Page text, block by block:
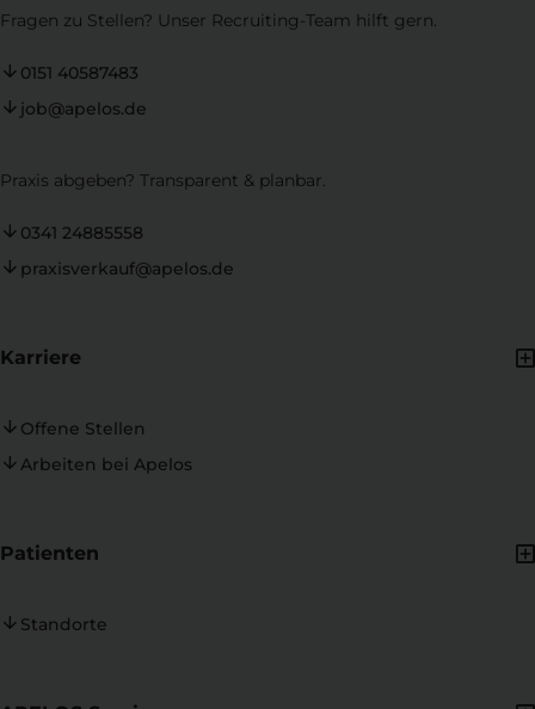
Fragen zu Stellen? Unser Recruiting-Team hilft gern.
0151 40587483
job@apelos.de
Praxis abgeben? Transparent & planbar.
0341 24885558
praxisverkauf@apelos.de
Karriere
Offene Stellen
Arbeiten bei Apelos
Patienten
Standorte